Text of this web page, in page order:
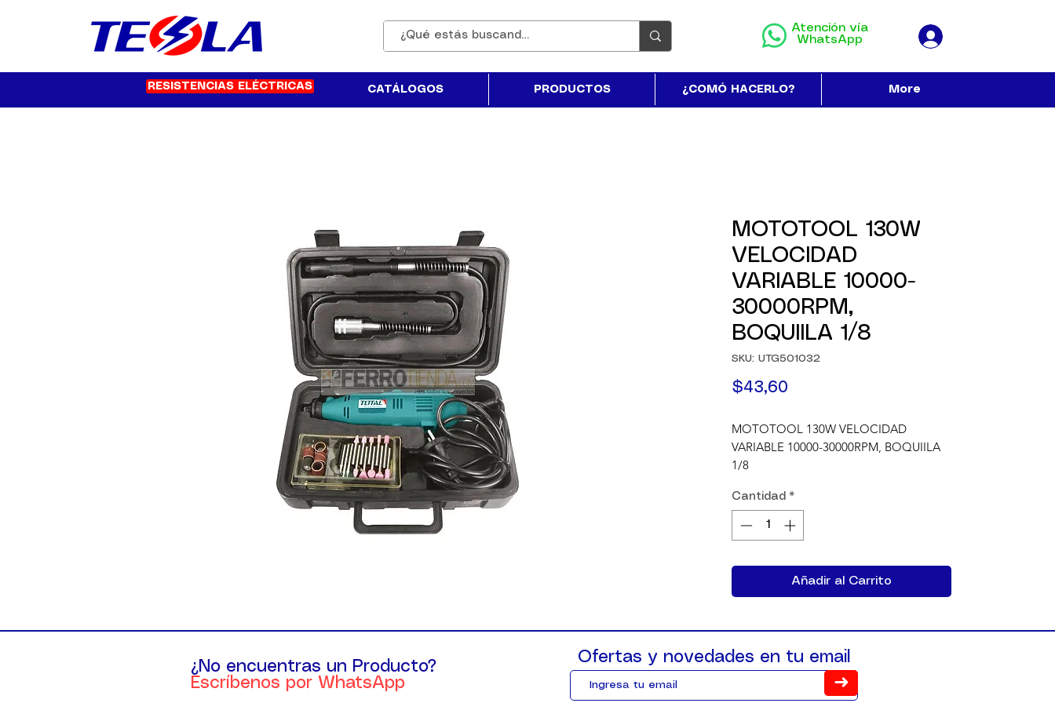
Atención vía
WhatsApp
RESISTENCIAS ELÉCTRICAS CATÁLOGOS PRODUCTOS ¿COMÓ HACERLO? More
MOTOTOOL 130W
VELOCIDAD
VARIABLE 10000-
30000RPM,
BOQUIILA 1/8
SKU: UTG501032
$43,60
MOTOTOOL 130W VELOCIDAD
VARIABLE 10000-30000RPM, BOQUIILA
1/8
Cantidad *
Añadir al Carrito
¿No encuentras un Producto?
Escríbenos por WhatsApp
Ofertas y novedades en tu email
➜